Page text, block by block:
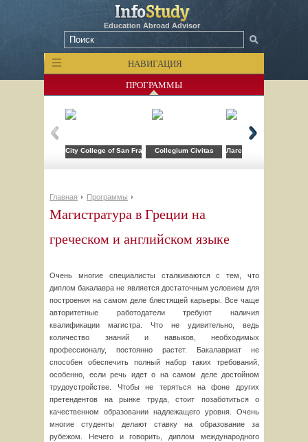
Education Abroad Advisor
НАВИГАЦИЯ
ПРОГРАММЫ
City College of San FranciscoCollegium Civitas Лагерь компьютерных
Главная Программы
Магистратура в Греции на
греческом и английском языке
Очень многие специалисты сталкиваются с тем, что
диплом бакалавра не является достаточным условием для
построения на самом деле блестящей карьеры. Все чаще
авторитетные работодатели требуют наличия
квалификации магистра. Что не удивительно, ведь
количество знаний и навыков, необходимых
профессионалу, постоянно растет. Бакалавриат не
способен обеспечить полный набор таких требований,
особенно, если речь идет о на самом деле достойном
трудоустройстве. Чтобы не теряться на фоне других
претендентов на рынке труда, стоит позаботиться о
качественном образовании надлежащего уровня. Очень
многие студенты делают ставку на образование за
рубежом. Нечего и говорить, диплом международного